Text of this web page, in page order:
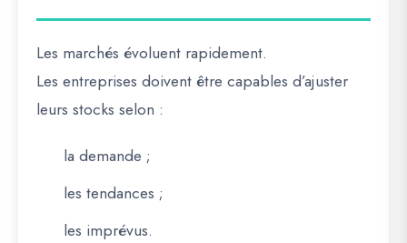
Les marchés évoluent rapidement.
Les entreprises doivent être capables d’ajuster
leurs stocks selon :
la demande ;
les tendances ;
les imprévus.